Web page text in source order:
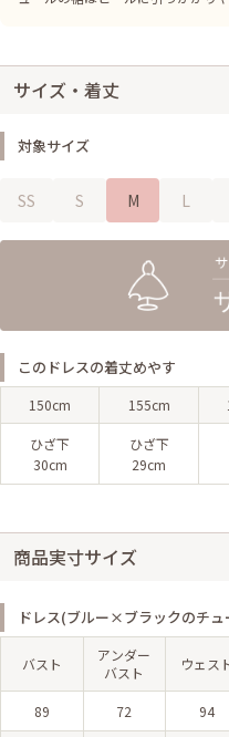
サイズ・着丈
対象サイズ
SS S M L
このドレスの着丈めやす
150cm 155cm
ひざ下
30cm
ひざ下
29cm
商品実寸サイズ
ドレス(ブルー×ブラックのチ
バスト
アンダー
バスト
ウェス
89 72 94